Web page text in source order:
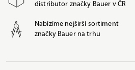
distributor značky Bauer v ČR
Nabízíme nejširší sortiment
značky Bauer na trhu